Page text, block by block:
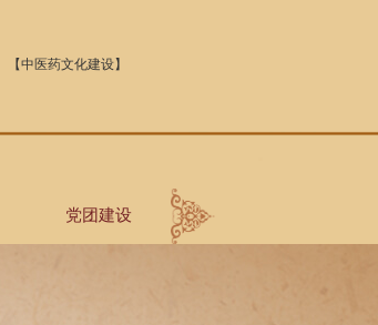
【中医药文化建设】
党团建设